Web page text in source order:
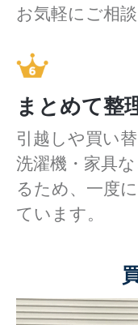
お気軽にご相
まとめて整
引越しや買い
洗濯機・家具
るため、一度
ています。